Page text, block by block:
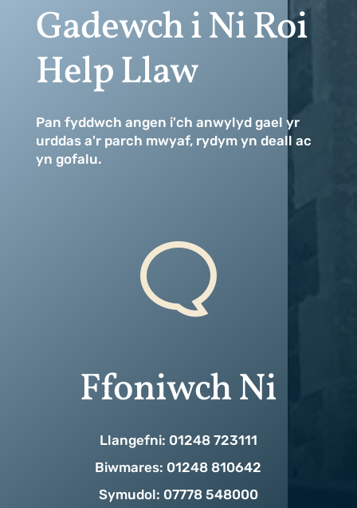
Gadewch i Ni Roi
Help Llaw
Pan fyddwch angen i'ch anwylyd gael yr
urddas a'r parch mwyaf, rydym yn deall ac
yn gofalu.
Ffoniwch Ni
Llangefni: 01248 723111
Biwmares: 01248 810642
Symudol: 07778 548000